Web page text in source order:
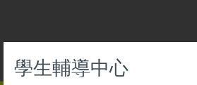
內學生輔導中心